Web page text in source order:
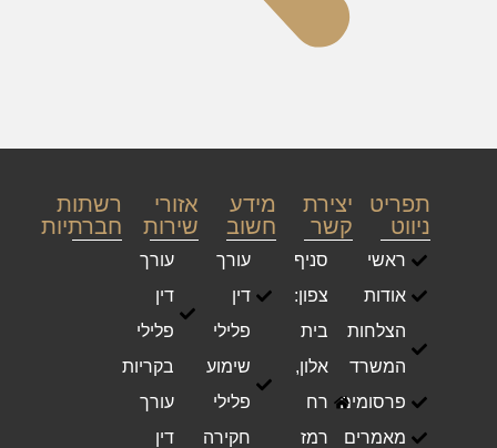
תפריט
ניווט
ראשי
אודות
הצלחות
המשרד
פרסומים
מאמרים
יצירת
קשר
סניף
צפון:
בית
אלון,
רח
רמז
מידע
חשוב
עורך
דין
פלילי
שימוע
פלילי
חקירה
אזורי
שירות
עורך
דין
פלילי
בקריות
עורך
דין
רשתות
חברתיות